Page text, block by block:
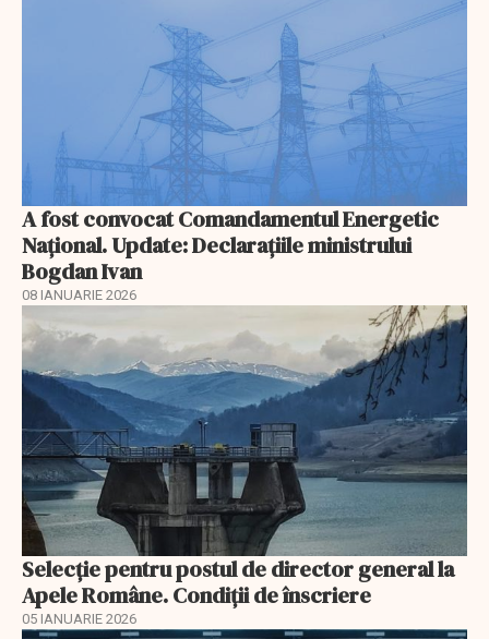
A fost convocat Comandamentul Energetic
Naţional. Update: Declaraţiile ministrului
Bogdan Ivan
08 IANUARIE 2026
Selecţie pentru postul de director general la
Apele Române. Condiţii de înscriere
05 IANUARIE 2026